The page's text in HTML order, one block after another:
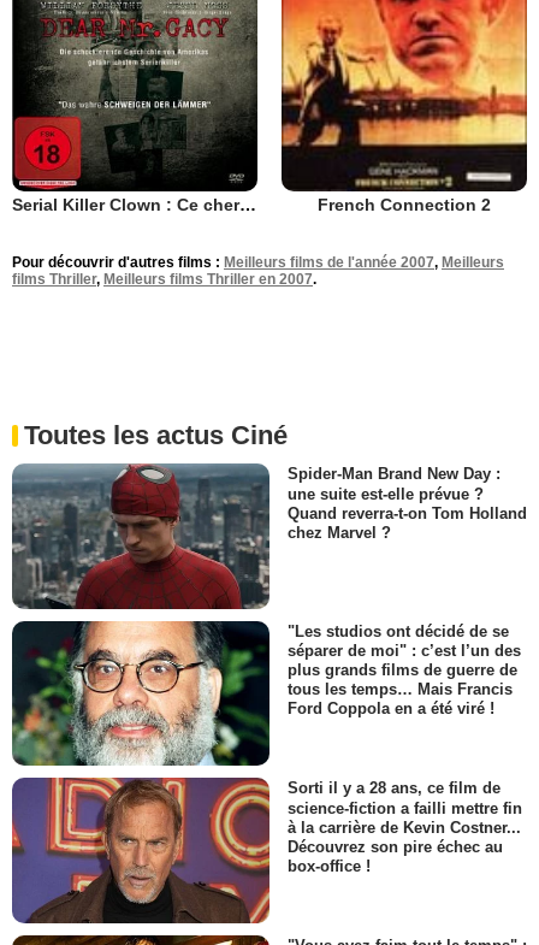
Serial Killer Clown : Ce cher Mr Gacy French Connection 2
Pour découvrir d'autres films : Meilleurs films de l'année 2007, Meilleurs
films Thriller, Meilleurs films Thriller en 2007.
Toutes les actus Ciné
Spider-Man Brand New Day :
une suite est-elle prévue ?
Quand reverra-t-on Tom Holland
chez Marvel ?
"Les studios ont décidé de se
séparer de moi" : c’est l’un des
plus grands films de guerre de
tous les temps… Mais Francis
Ford Coppola en a été viré !
Sorti il y a 28 ans, ce film de
science-fiction a failli mettre fin
à la carrière de Kevin Costner...
Découvrez son pire échec au
box-office !